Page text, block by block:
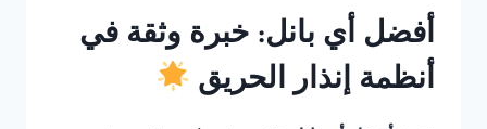
أفضل أي بانل: خبرة وثقة في
أنظمة إنذار الحريق